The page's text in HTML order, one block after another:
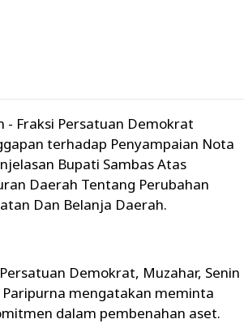
- Fraksi Persatuan Demokrat
terhadap Penyampaian Nota
Bupati Sambas Atas
Daerah Tentang Perubahan
Dan Belanja Daerah.
Demokrat, Muzahar, Senin
mengatakan meminta
dalam pembenahan aset.